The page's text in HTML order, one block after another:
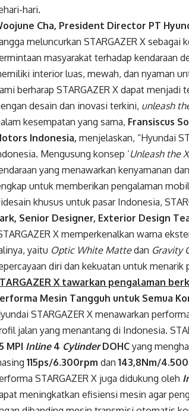
hari.
Cha, President Director PT
meluncurkan STARGAZER X
masyarakat terhadap kendaraan
interior luas, mewah, dan nyaman
berharap STARGAZER X dapat
desain dan inovasi terkini, unleash
kesempatan yang sama, Fransiscus
Indonesia, menjelaskan, “Hyundai
Mengusung konsep ‘Unleash the
yang menawarkan kenyamanan
untuk memberikan pengalaman
khusus untuk pasar Indonesia,
Senior Designer, Exterior Design
X memperkenalkan warna
yaitu Optic White Mattedan Gravity
diri dan kekuatan untuk menarik
X tawarkan pengalaman
Mesin Tangguh untuk Semua
STARGAZER X menawarkan
jalan yang menantang di Indonesia.
MPI Inline 4 CylinderDOHC yang
115ps/6.300rpm dan 143,8Nm/
STARGAZER X juga didukung oleh
meningkatkan efisiensi mesin agar